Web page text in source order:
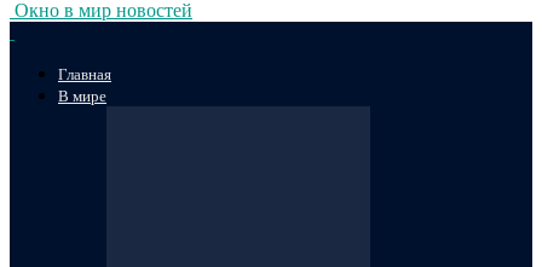
Окно в мир новостей
Главная
В мире